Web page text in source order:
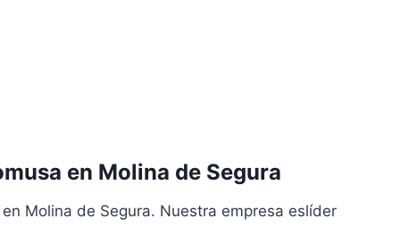
en Molina de Segura
Molina de Segura. Nuestra empresa eslíder